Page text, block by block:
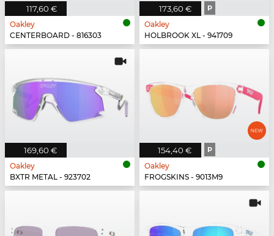
117,60 €
Oakley
CENTERBOARD - 816303
173,60 € P
Oakley
HOLBROOK XL - 941709
169,60 €
Oakley
BXTR METAL - 923702
154,40 € P
Oakley
FROGSKINS - 9013M9